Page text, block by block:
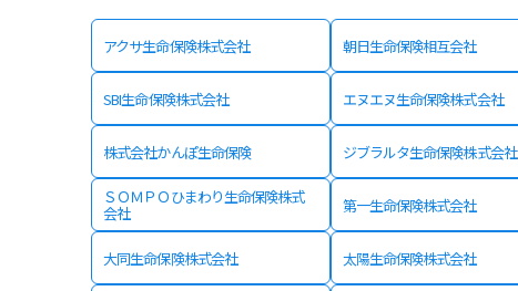
アクサ生命保険株式会社 朝日生命保険相互会社
SBI生命保険株式会社 エヌエヌ生命保険株式会社
株式会社かんぽ生命保険 ジブラルタ生命保険株式会社
ＳＯＭＰＯひまわり生命保険株式
会社 第一生命保険株式会社
大同生命保険株式会社 太陽生命保険株式会社